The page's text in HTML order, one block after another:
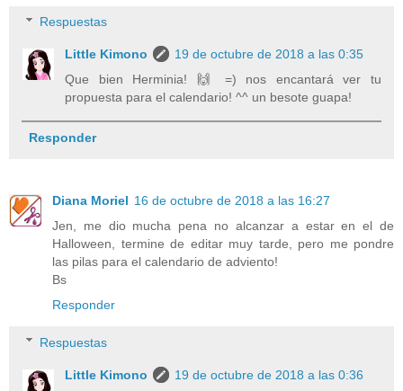
Respuestas
Little Kimono
19 de octubre de 2018 a las 0:35
Que bien Herminia! 🙌 =) nos encantará ver tu
propuesta para el calendario! ^^ un besote guapa!
Responder
Diana Moriel 16 de octubre de 2018 a las 16:27
Jen, me dio mucha pena no alcanzar a estar en el de
Halloween, termine de editar muy tarde, pero me pondre
las pilas para el calendario de adviento!
Bs
Responder
Respuestas
Little Kimono
19 de octubre de 2018 a las 0:36